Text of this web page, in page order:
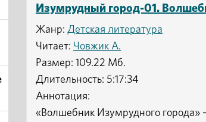
Изумрудный город-01.
Жанр: Детская литература
Читает: Човжик А.
Размер: 109.22 Мб.
Длительность: 5:17:34
Аннотация:
«Волшебник Изумрудного города»